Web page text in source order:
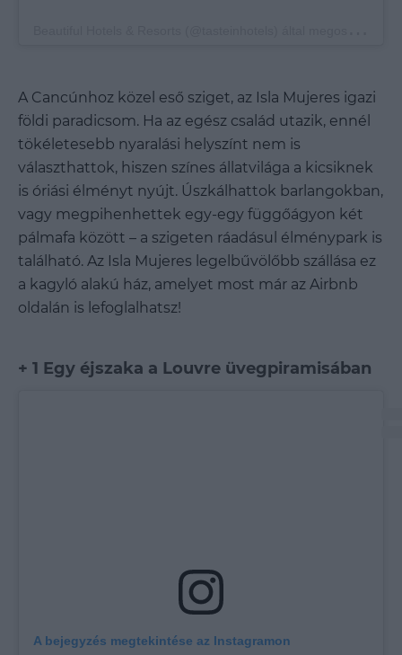
A Cancúnhoz közel eső sziget, az Isla Mujeres igazi
földi paradicsom. Ha az egész család utazik, ennél
tökéletesebb nyaralási helyszínt nem is
választhattok, hiszen színes állatvilága a kicsiknek
is óriási élményt nyújt. Úszkálhattok barlangokban,
vagy megpihenhettek egy-egy függőágyon két
pálmafa között – a szigeten ráadásul élménypark is
található. Az Isla Mujeres legelbűvölőbb szállása ez
a kagyló alakú ház, amelyet most már az Airbnb
oldalán is lefoglalhatsz!
+ 1 Egy éjszaka a Louvre üvegpiramisában
A bejegyzés megtekintése az Instagramon